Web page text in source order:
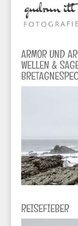
ARMOR UND
WELLEN &
REISEFIEBER